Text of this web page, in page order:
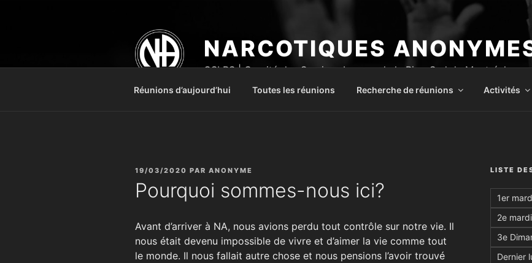
NARCOTIQUES
CSLRS | Comité des Services Locaux de la Rive-Sud de Montréal
Réunions d’aujourd’hui Toutes les réunions Recherche de réunions Activités
PUBLIÉ
19/03/2020 PAR ANONYME
Pourquoi sommes-nous ici?
Avant d’arriver à NA, nous avions perdu tout contrôle sur notre vie. Il
nous était devenu impossible de vivre et d’aimer la vie comme tout
le monde. Il nous fallait autre chose et nous pensions l’avoir trouvé
LISTE
1er
2e mardi
3e
Dernier